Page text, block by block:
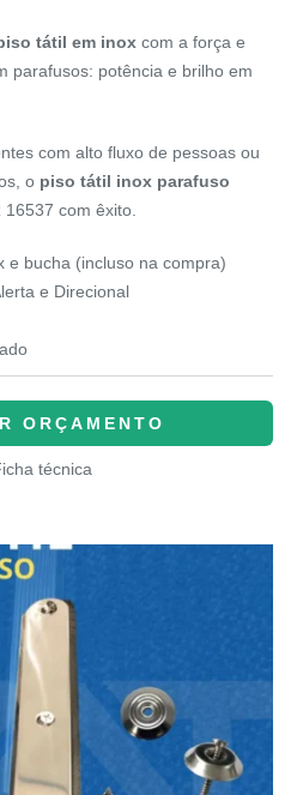
tátil em inox com a força e
parafusos: potência e brilho em
com alto fluxo de pessoas ou
o piso tátil inox parafuso
com êxito.
e bucha (incluso na compra)
e Direcional
ORÇAMENTO
técnica